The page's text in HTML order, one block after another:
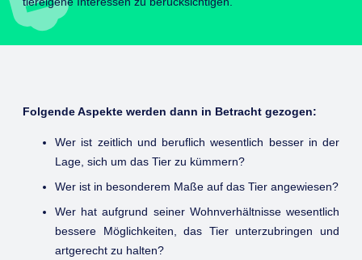
Folgende Aspekte werden dann in Betracht gezogen:
Wer ist zeitlich und beruflich wesentlich besser in der
Lage, sich um das Tier zu kümmern?
Wer ist in besonderem Maße auf das Tier angewiesen?
Wer hat aufgrund seiner Wohnverhältnisse wesentlich
bessere Möglichkeiten, das Tier unterzubringen und
artgerecht zu halten?